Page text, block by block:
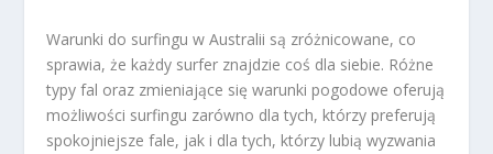
Warunki do surfingu w Australii są zróżnicowane, co
sprawia, że każdy surfer znajdzie coś dla siebie. Różne
typy fal oraz zmieniające się warunki pogodowe oferują
możliwości surfingu zarówno dla tych, którzy preferują
spokojniejsze fale, jak i dla tych, którzy lubią wyzwania